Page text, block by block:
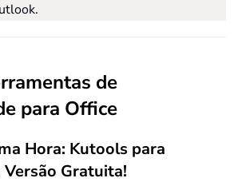
de
para Office
Hora: Kutools para
Gratuita!